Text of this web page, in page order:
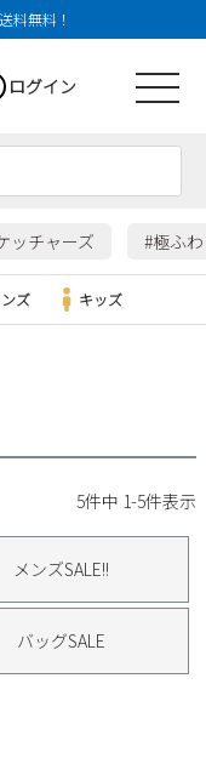
料無料！
ログイン
ッチャーズ #極ふ
ズ キッズ
5件中 1-5件表示
メンズSALE!!
バッグSALE